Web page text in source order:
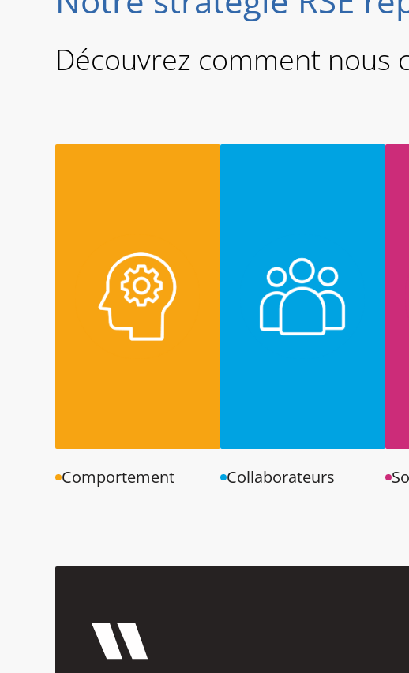
Découvrez comment nous
Comportement Collaborateurs